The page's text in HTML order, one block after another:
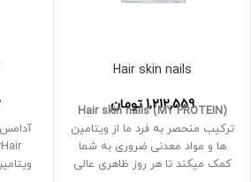
Hair skin nails
1,212,559 تومان
Hair skin nails (MY PROTEIN)
ترکیب منحصر به فرد ما از ویتامین
ها و مواد معدنی ضروری به شما
کمک میکند تا هر روز ظاهری عالی
آدامس